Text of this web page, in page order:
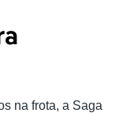
na frota, a Saga